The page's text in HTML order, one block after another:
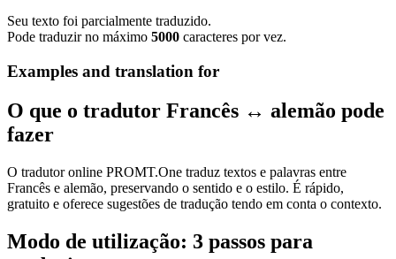
Seu texto foi parcialmente traduzido.
Pode traduzir no máximo 5000 caracteres por vez.
Examples and translation for
O que o tradutor Francês ↔ alemão pode
fazer
O tradutor online PROMT.One traduz textos e palavras entre
Francês e alemão, preservando o sentido e o estilo. É rápido,
gratuito e oferece sugestões de tradução tendo em conta o contexto.
Modo de utilização: 3 passos para